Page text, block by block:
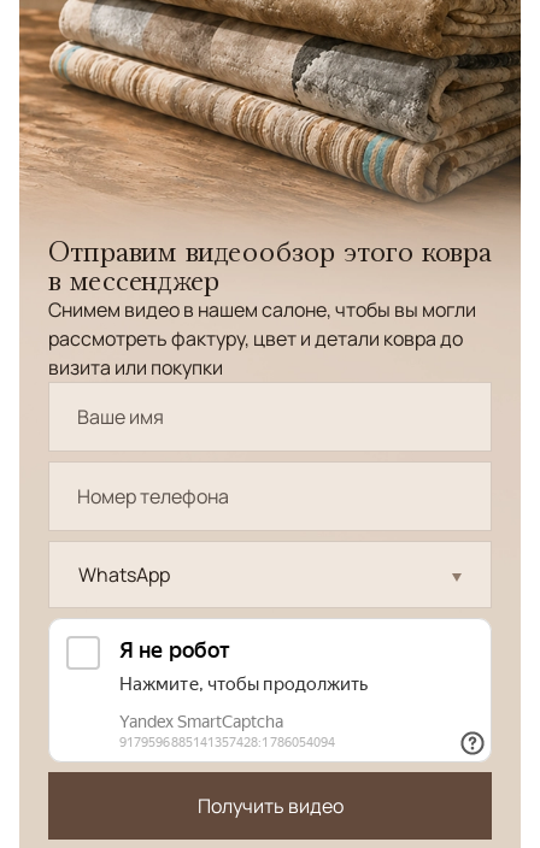
Отправим видеообзор этого ковра
в мессенджер
Снимем видео в нашем салоне, чтобы вы могли
рассмотреть фактуру, цвет и детали ковра до
визита или покупки
WhatsApp
Получить видео